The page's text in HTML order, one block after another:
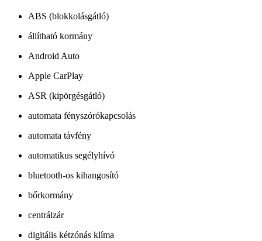
ABS (blokkolásgátló)
állítható kormány
Android Auto
Apple CarPlay
ASR (kipörgésgátló)
automata fényszórókapcsolás
automata távfény
automatikus segélyhívó
bluetooth-os kihangosító
bőrkormány
centrálzár
digitális kétzónás klíma